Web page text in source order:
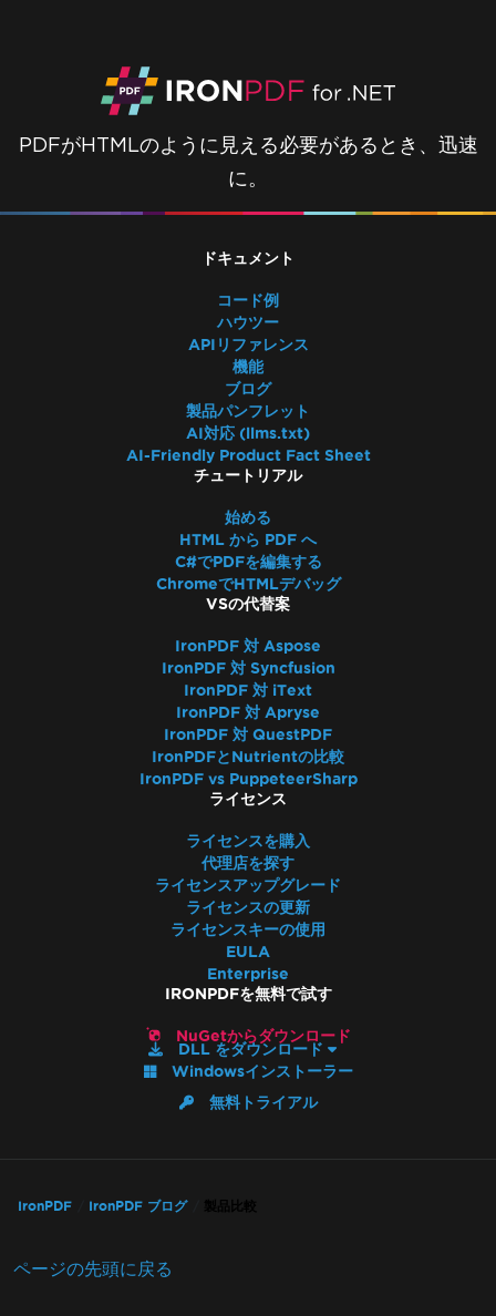
PDFがHTMLのように見える必要があるとき、迅速
に。
ドキュメント
コード例
ハウツー
APIリファレンス
機能
ブログ
製品パンフレット
AI対応 (llms.txt)
AI-Friendly Product Fact Sheet
チュートリアル
始める
HTML から PDF へ
C#でPDFを編集する
ChromeでHTMLデバッグ
VSの代替案
IronPDF 対 Aspose
IronPDF 対 Syncfusion
IronPDF 対 iText
IronPDF 対 Apryse
IronPDF 対 QuestPDF
IronPDFとNutrientの比較
IronPDF vs PuppeteerSharp
ライセンス
ライセンスを購入
代理店を探す
ライセンスアップグレード
ライセンスの更新
ライセンスキーの使用
EULA
Enterprise
IRONPDFを無料で試す
NuGetからダウンロード
DLL をダウンロード
Windowsインストーラー
無料トライアル
IronPDF IronPDF ブログ 製品比較
ページの先頭に戻る